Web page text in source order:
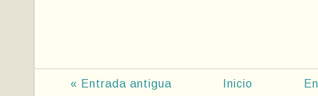
« Entrada antigua Inicio